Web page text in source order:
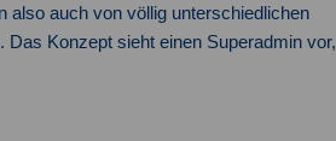
also auch von völlig unterschiedlichen
Konzept sieht einen Superadmin vor,